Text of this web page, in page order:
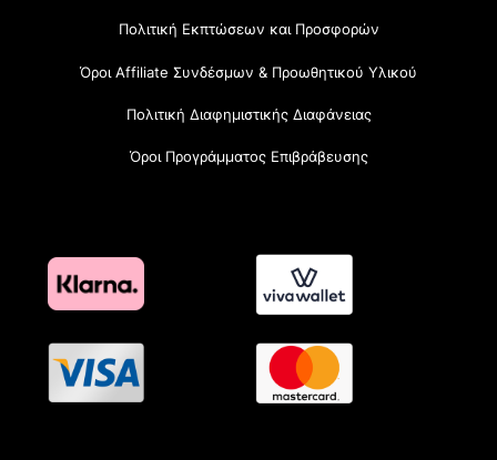
Πολιτική Εκπτώσεων και Προσφορών
Όροι Affiliate Συνδέσμων & Προωθητικού Υλικού
Πολιτική Διαφημιστικής Διαφάνειας
Όροι Προγράμματος Επιβράβευσης